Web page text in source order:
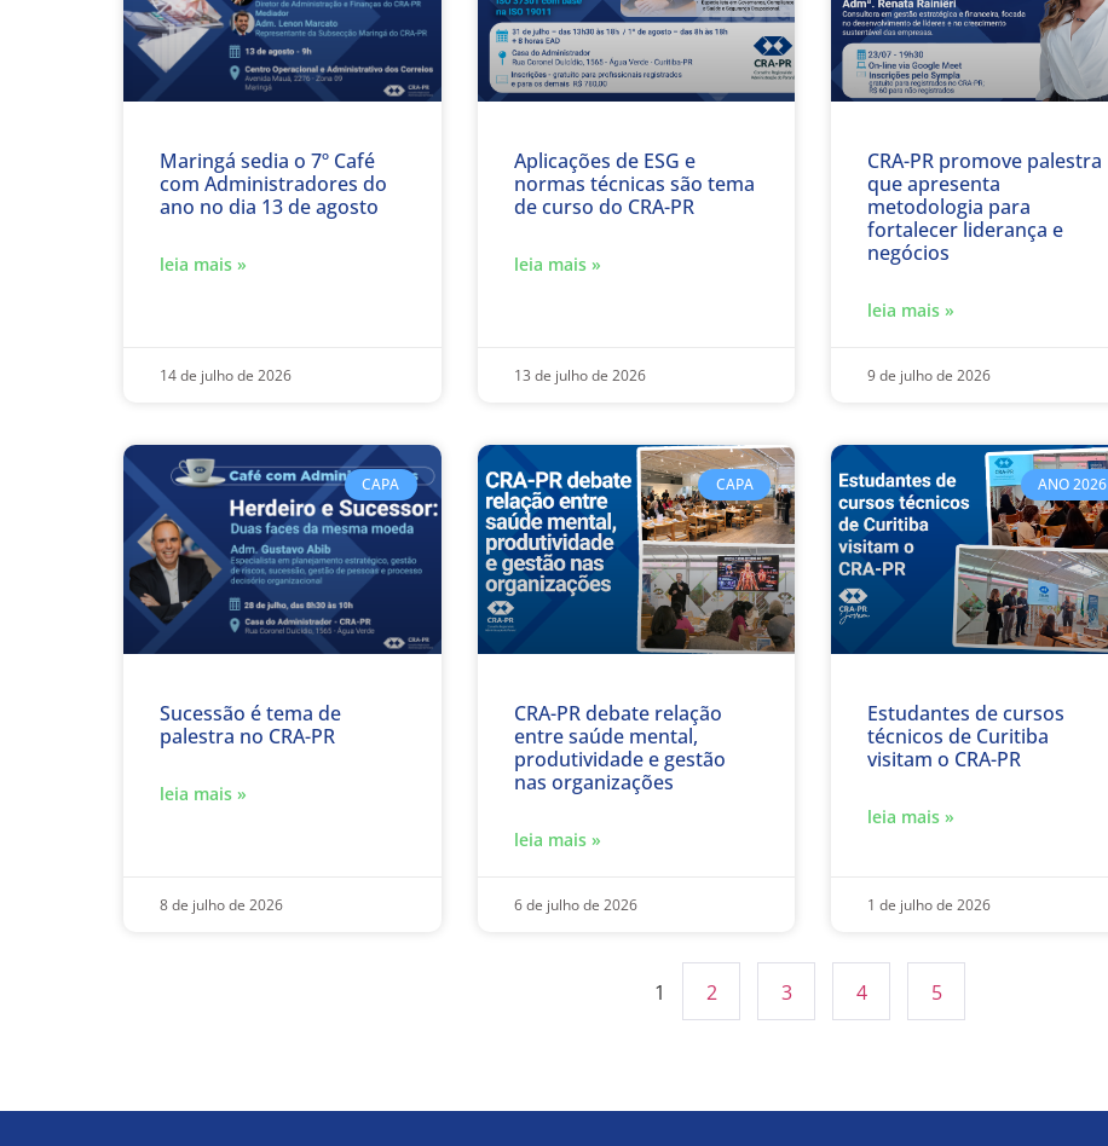
Maringá sedia o 7º Café
com Administradores do
ano no dia 13 de agosto
leia mais »
14 de julho de 2026
Aplicações de ESG e
normas técnicas são tema
de curso do CRA-PR
leia mais »
13 de julho de 2026
CRA-PR promove palestra
que apresenta
metodologia para
fortalecer liderança e
negócios
leia mais »
9 de julho de 2026
CAPA
Sucessão é tema de
palestra no CRA-PR
leia mais »
8 de julho de 2026
CAPA
CRA-PR debate relação
entre saúde mental,
produtividade e gestão
nas organizações
leia mais »
6 de julho de 2026
ANO 2026
Estudantes de cursos
técnicos de Curitiba
visitam o CRA-PR
leia mais »
1 de julho de 2026
1 2 3 4 5